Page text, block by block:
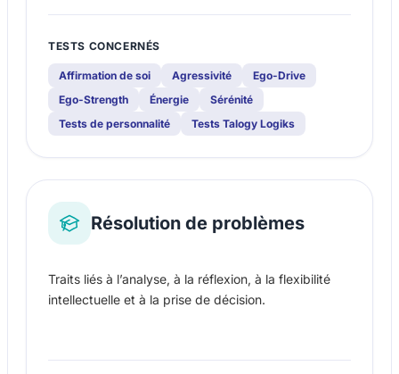
TESTS CONCERNÉS
Affirmation de soi Agressivité
Ego-Drive
Ego-Strength
Énergie
Sérénité
Tests de personnalité
Tests Talogy Logiks
Résolution de problèmes
Traits liés à l’analyse, à la réflexion, à la flexibilité
intellectuelle et à la prise de décision.